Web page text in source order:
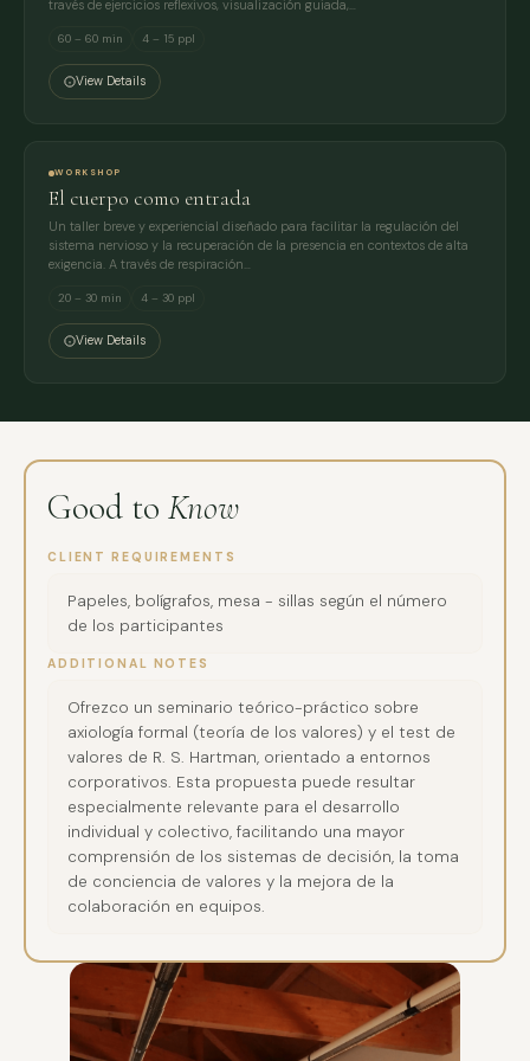
través de ejercicios reflexivos, visualización guiada,…
60 – 60 min 4 – 15 ppl
View Details
WORKSHOP
El cuerpo como entrada
Un taller breve y experiencial diseñado para facilitar la regulación del
sistema nervioso y la recuperación de la presencia en contextos de alta
exigencia. A través de respiración…
20 – 30 min 4 – 30 ppl
View Details
Good to Know
CLIENT REQUIREMENTS
Papeles, bolígrafos, mesa - sillas según el número
de los participantes
ADDITIONAL NOTES
Ofrezco un seminario teórico-práctico sobre
axiología formal (teoría de los valores) y el test de
valores de R. S. Hartman, orientado a entornos
corporativos. Esta propuesta puede resultar
especialmente relevante para el desarrollo
individual y colectivo, facilitando una mayor
comprensión de los sistemas de decisión, la toma
de conciencia de valores y la mejora de la
colaboración en equipos.